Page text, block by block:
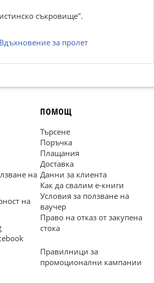
съкровище".
Вдъхновение за пролет
на
на
ПОМОЩ
Търсене
Поръчка
Плащания
Доставка
Данни за клиента
Как да свалим е-книги
Условия за ползване на
ваучер
Право на отказ от закупена
стока
Правилници за
промоционални кампании